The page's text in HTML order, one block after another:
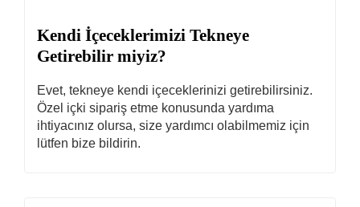
Kendi İçeceklerimizi Tekneye
Getirebilir miyiz?
Evet, tekneye kendi içeceklerinizi getirebilirsiniz.
Özel içki sipariş etme konusunda yardıma
ihtiyacınız olursa, size yardımcı olabilmemiz için
lütfen bize bildirin.